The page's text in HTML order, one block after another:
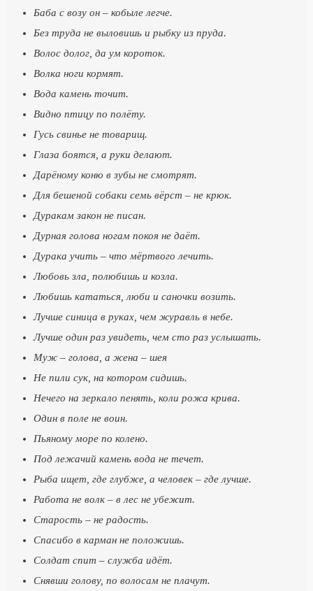
Баба с возу он – кобыле легче.
Без труда не выловишь и рыбку из пруда.
Волос долог, да ум короток.
Волка ноги кормят.
Вода камень точит.
Видно птицу по полёту.
Гусь свинье не товарищ.
Глаза боятся, а руки делают.
Дарёному коню в зубы не смотрят.
Для бешеной собаки семь вёрст – не крюк.
Дуракам закон не писан.
Дурная голова ногам покоя не даёт.
Дурака учить – что мёртвого лечить.
Любовь зла, полюбишь и козла.
Любишь кататься, люби и саночки возить.
Лучше синица в руках, чем журавль в небе.
Лучше один раз увидеть, чем сто раз услышать.
Муж – голова, а жена – шея
Не пили сук, на котором сидишь.
Нечего на зеркало пенять, коли рожа крива.
Один в поле не воин.
Пьяному море по колено.
Под лежачий камень вода не течет.
Рыба ищет, где глубже, а человек – где лучше.
Работа не волк – в лес не убежит.
Старость – не радость.
Спасибо в карман не положишь.
Солдат спит – служба идёт.
Снявши голову, по волосам не плачут.